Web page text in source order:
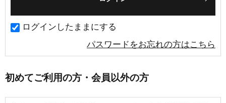
ログインしたままにする
パスワードをお忘れの方はこちら
初めてご利用の方・会員以外の方